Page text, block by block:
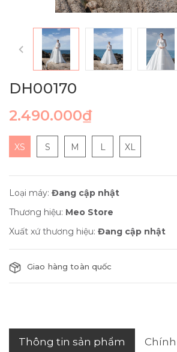
DH00170
2.490.000₫
XS S M L XL
Loại máy: Đang cập nhật
Thương hiệu: Meo Store
Xuất xứ thương hiệu: Đang cập nhật
Giao hàng toàn quốc
Thông tin sản phẩm Chính